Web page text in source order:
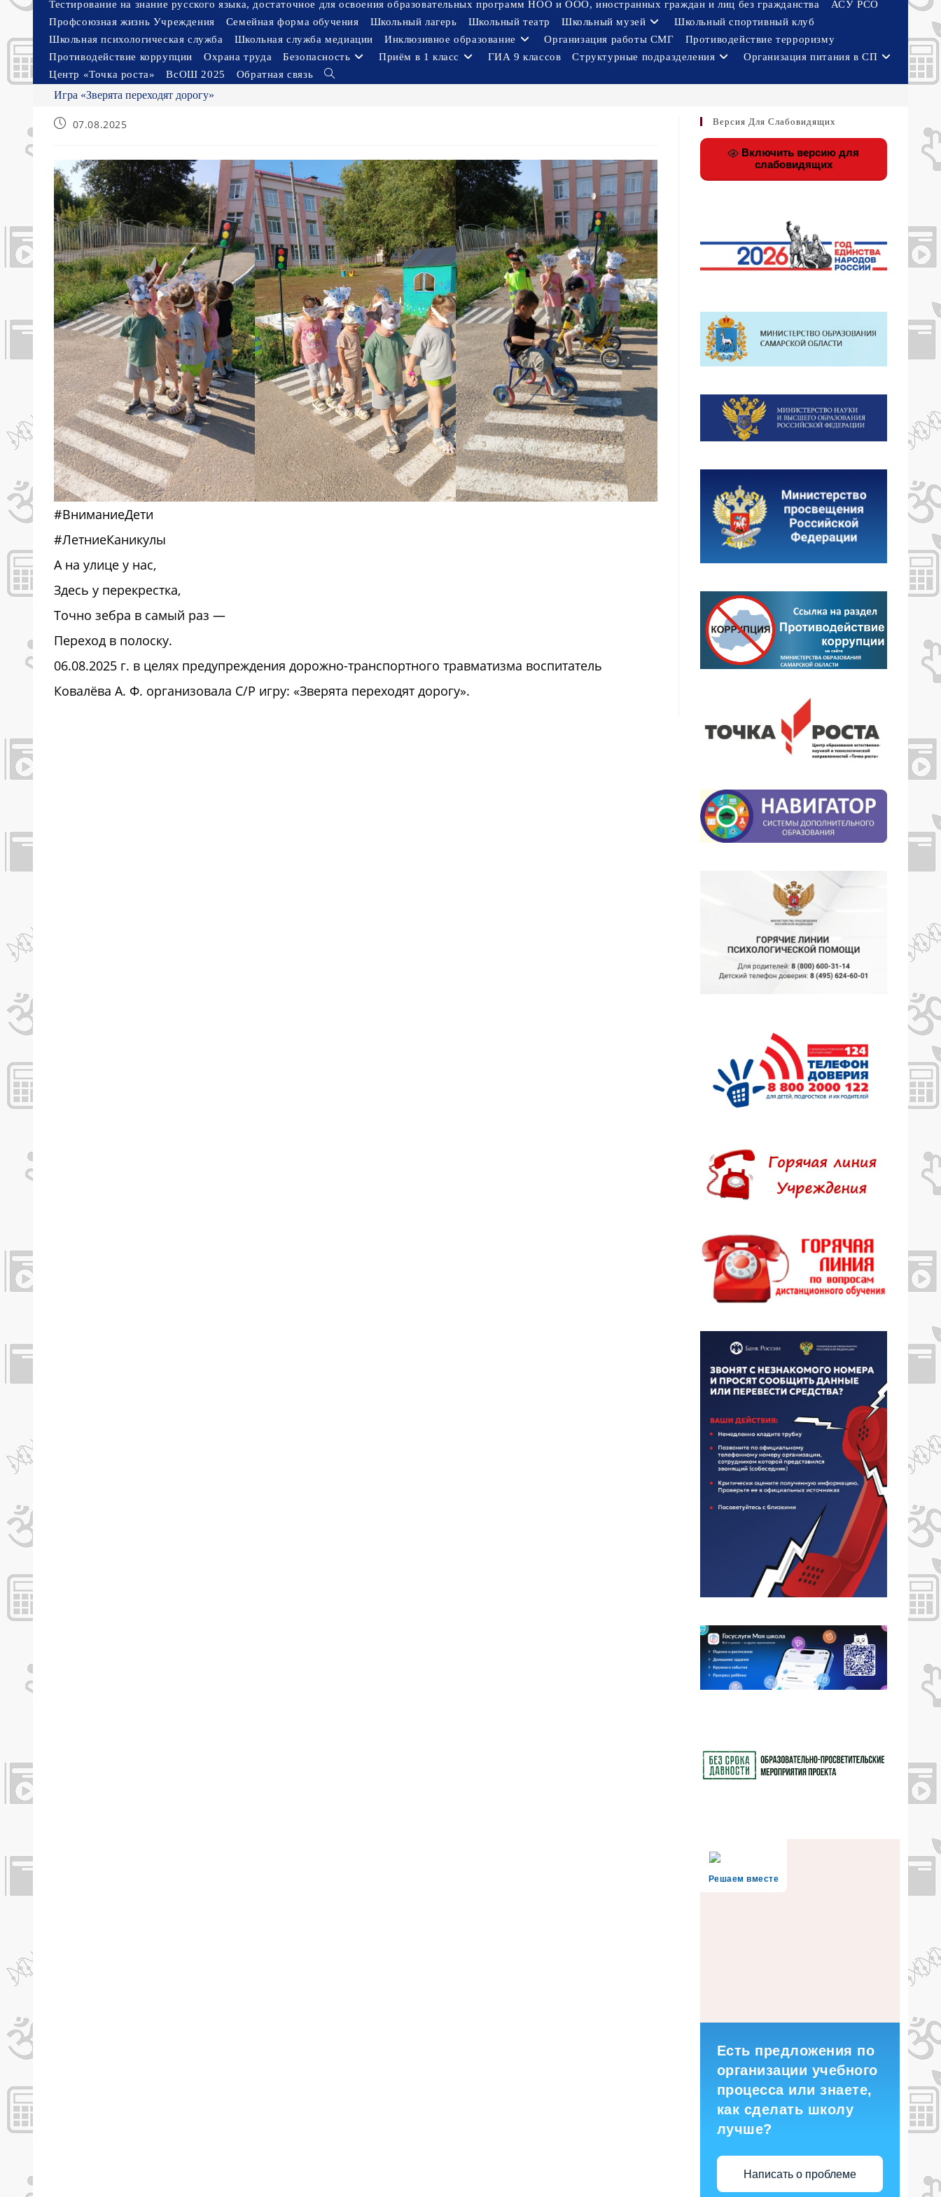
Тестирование на знание русского языка, достаточное для освоения образовательных программ НОО и ООО, иностранных граждан и лиц без гражданства
АСУ РСО
Профсоюзная жизнь Учреждения
Семейная форма обучения Школьный лагерь Школьный театр Школьный музей
Школьный спортивный клуб
Школьная психологическая служба
Школьная служба медиации Инклюзивное образование Организация работы СМГ
Противодействие терроризму
Противодействие коррупции
Охрана труда Безопасность Приём в 1 класс ГИА 9 классов Структурные подразделения
Организация питания в СП
Центр «Точка роста»
ВсОШ 2025 Обратная связь
Переключить
Игра «Зверята переходят дорогу»
Запись07.08.2025
#ВниманиеДети
#ЛетниеКаникулы
А на улице у нас,
Здесь у перекрестка,
Точно зебра в самый раз —
Переход в полоску.
06.08.2025 г. в целях предупреждения дорожно-транспортного травматизма воспитатель
Ковалёва А. Ф. организовала С/Р игру: «Зверята переходят дорогу».
Версия Для Слабовидящих
Включить версию для
слабовидящих
Решаем вместе
Есть предложения по
организации учебного
процесса или знаете,
как сделать школу
лучше?
Написать о проблеме